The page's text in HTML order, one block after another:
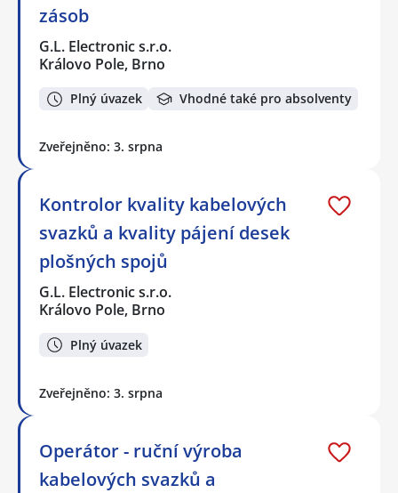
zásob
G.L. Electronic s.r.o.
Královo Pole, Brno
Plný úvazek Vhodné také pro absolventy
Zveřejněno: 3. srpna
Kontrolor kvality kabelových
svazků a kvality pájení desek
plošných spojů
G.L. Electronic s.r.o.
Královo Pole, Brno
Plný úvazek
Zveřejněno: 3. srpna
Operátor - ruční výroba
kabelových svazků a